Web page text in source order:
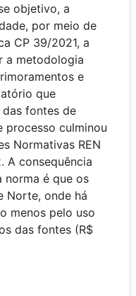
objetivo, a
por meio de
CP 39/2021, a
a metodologia
e
que
fontes de
processo culminou
Normativas REN
A consequência
norma é que os
Norte, onde há
menos pelo uso
das fontes (R$